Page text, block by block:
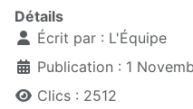
Détails
Écrit par : L'Équipe
Publication : 1
Clics : 2512